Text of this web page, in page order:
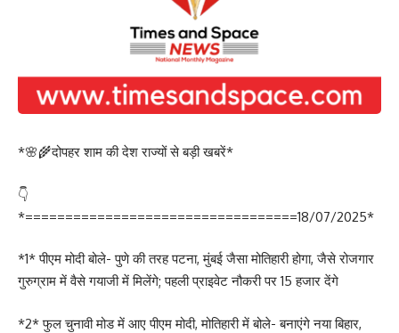
*🌸🌾दोपहर शाम की देश राज्यों से बड़ी खबरें*
👇
*==================================18/07/2025*
*1* पीएम मोदी बोले- पुणे की तरह पटना, मुंबई जैसा मोतिहारी होगा, जैसे रोजगार
गुरुग्राम में वैसे गयाजी में मिलेंगे; पहली प्राइवेट नौकरी पर 15 हजार देंगे
*2* फुल चुनावी मोड में आए पीएम मोदी, मोतिहारी में बोले- बनाएंगे नया बिहार,